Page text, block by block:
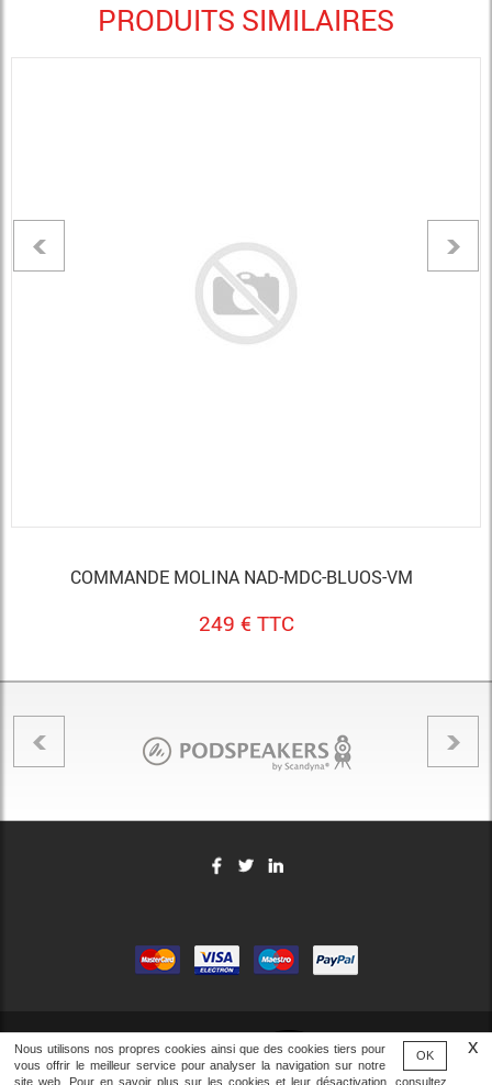
PRODUITS SIMILAIRES
COMMANDE MOLINA NAD-MDC-BLUOS-VM
249 € TTC
OK
Nous utilisons nos propres cookies ainsi que des cookies tiers pour
vous offrir le meilleur service pour analyser la navigation sur notre
site web. Pour en savoir plus sur les cookies et leur désactivation, consultez